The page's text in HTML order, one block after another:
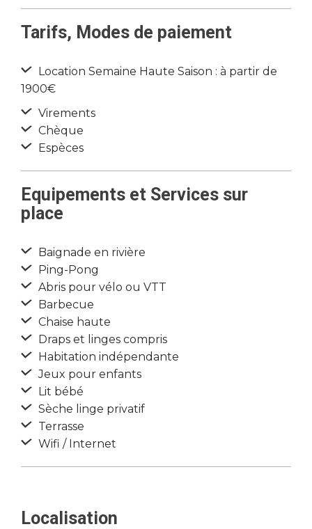
Tarifs, Modes de paiement
Location Semaine Haute Saison : à partir de
1900€
Virements
Chèque
Espèces
Equipements et Services sur
place
Baignade en rivière
Ping-Pong
Abris pour vélo ou VTT
Barbecue
Chaise haute
Draps et linges compris
Habitation indépendante
Jeux pour enfants
Lit bébé
Sèche linge privatif
Terrasse
Wifi / Internet
Localisation